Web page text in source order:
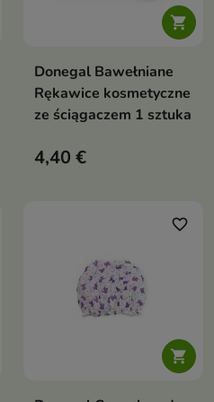

Donegal Bawełniane
Rękawice kosmetyczne
ze ściągaczem 1 sztuka
4,40 €

favorite_border